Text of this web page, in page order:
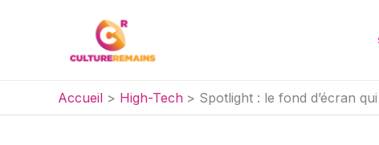
Accueil High-Tech Spotlight : le fond d’écran